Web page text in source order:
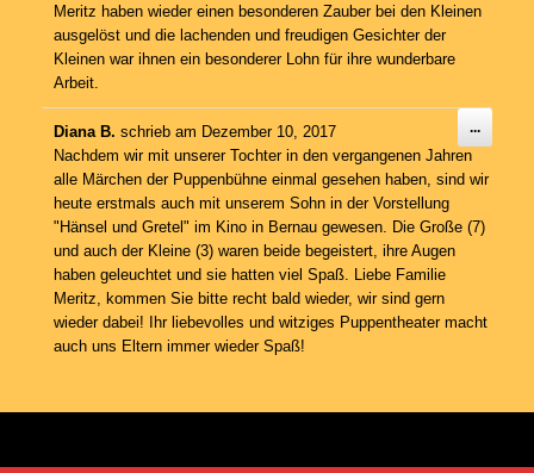
Meritz haben wieder einen besonderen Zauber bei den Kleinen
ausgelöst und die lachenden und freudigen Gesichter der
Kleinen war ihnen ein besonderer Lohn für ihre wunderbare
Arbeit.
Diana B. schrieb am Dezember 10, 2017
Nachdem wir mit unserer Tochter in den vergangenen Jahren
alle Märchen der Puppenbühne einmal gesehen haben, sind wir
heute erstmals auch mit unserem Sohn in der Vorstellung
"Hänsel und Gretel" im Kino in Bernau gewesen. Die Große (7)
und auch der Kleine (3) waren beide begeistert, ihre Augen
haben geleuchtet und sie hatten viel Spaß. Liebe Familie
Meritz, kommen Sie bitte recht bald wieder, wir sind gern
wieder dabei! Ihr liebevolles und witziges Puppentheater macht
auch uns Eltern immer wieder Spaß!
...